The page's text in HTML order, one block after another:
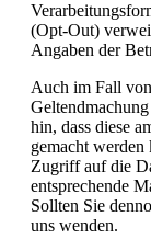
(Opt-Out)
Angaben der
Auch im Fall
hin, dass diese
gemacht
Zugriff auf die
entsprechende
Sollten Sie
uns wenden.